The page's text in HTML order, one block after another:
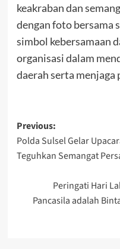
keakraban dan
dengan foto bersama
simbol kebersamaan
organisasi dalam
daerah serta menjaga
Post
navigation
Previous:
Polda Sulsel Gelar
Teguhkan Semangat
Peringati Hari
Pancasila adalah